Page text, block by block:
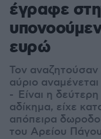
έγραφε
ευρώ
Τον
αύριο
- Είναι η
αδίκημα, είχε
απόπειρα
του Αρείου Πάγου